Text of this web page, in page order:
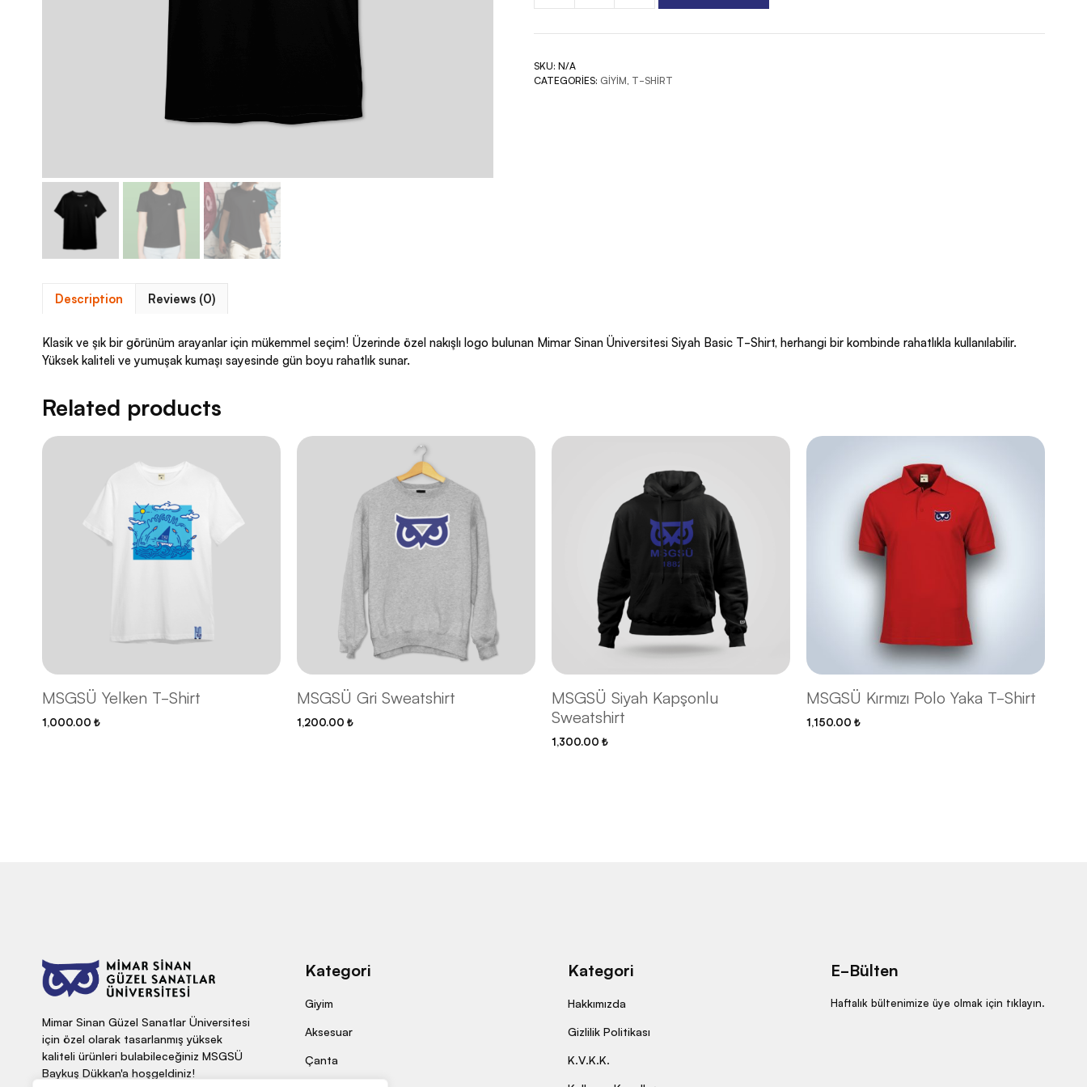
Siyah
Basic
Shirt
quantity
SKU: N/A
CATEGORIES: GIYIM T-SHIRT
Description Reviews (0)
Klasik ve şık bir görünüm arayanlar için mükemmel seçim! Üzerinde özel nakışlı logo bulunan Mimar Sinan Üniversitesi Siyah Basic T-Shirt, herhangi bir kombinde rahatlıkla kullanılabilir.
Yüksek kaliteli ve yumuşak kumaşı sayesinde gün boyu rahatlık sunar.
Related products
MSGSÜ Yelken T-Shirt
1,000.00 ₺
MSGSÜ Gri Sweatshirt
1,200.00 ₺
MSGSÜ Siyah Kapşonlu
Sweatshirt
1,300.00 ₺
MSGSÜ Kırmızı Polo Yaka T-Shirt
1,150.00 ₺
Mimar Sinan Güzel Sanatlar Üniversitesi
için özel olarak tasarlanmış yüksek
kaliteli ürünleri bulabileceğiniz MSGSÜ
Baykuş Dükkan'a hoşgeldiniz!
Kategori
Giyim
Aksesuar
Çanta
Kategori
Hakkımızda
Gizlilik Politikası
K.V.K.K.
E-Bülten
Haftalık bültenimize üye olmak için tıklayın.